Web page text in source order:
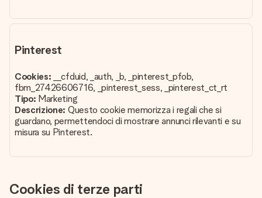
Pinterest
Cookies: __cfduid, _auth, _b, _pinterest_pfob,
fbm_27426606716, _pinterest_sess, _pinterest_ct_rt
Tipo: Marketing
Descrizione: Questo cookie memorizza i regali che si
guardano, permettendoci di mostrare annunci rilevanti e su
misura su Pinterest.
Cookies di terze parti